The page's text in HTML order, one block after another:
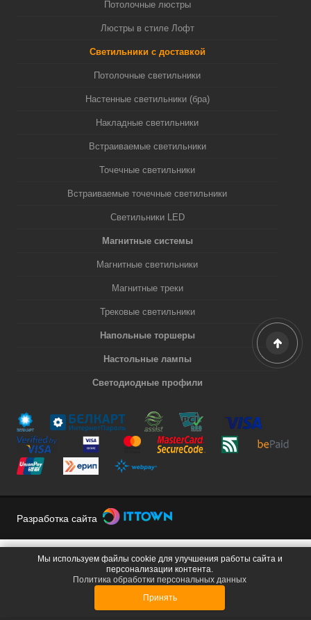
Потолочные люстры
Люстры в стиле Лофт
Светильники с доставкой
Потолочные светильники
Настенные светильники (бра)
Накладные светильники
Встраиваемые светильники
Точечные светильники
Встраиваемые точечные светильники
Светильники LED
Магнитные системы
Магнитные светильники
Магнитные треки
Трековые светильники
Напольные торшеры
Настольные лампы
Светодиодные профили
Разработка сайта
Мы используем файлы cookie для улучшения работы сайта и
персонализации контента.
Политика обработки персональных данных
Принять